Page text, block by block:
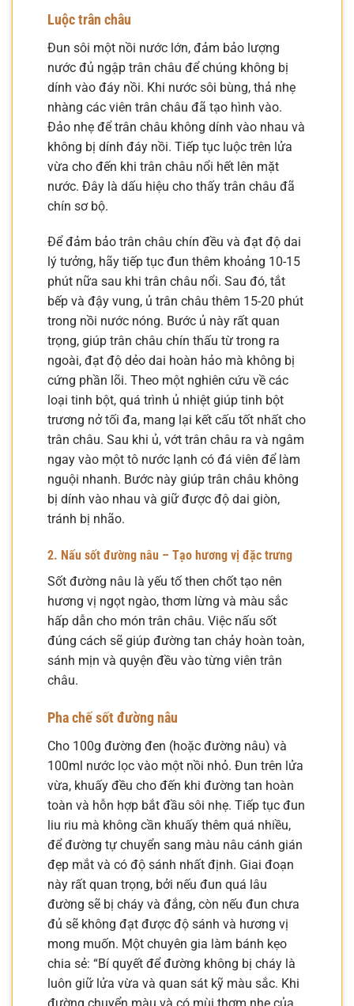
Luộc trân châu
Đun sôi một nồi nước lớn, đảm bảo lượng
nước đủ ngập trân châu để chúng không bị
dính vào đáy nồi. Khi nước sôi bùng, thả nhẹ
nhàng các viên trân châu đã tạo hình vào.
Đảo nhẹ để trân châu không dính vào nhau và
không bị dính đáy nồi. Tiếp tục luộc trên lửa
vừa cho đến khi trân châu nổi hết lên mặt
nước. Đây là dấu hiệu cho thấy trân châu đã
chín sơ bộ.
Để đảm bảo trân châu chín đều và đạt độ dai
lý tưởng, hãy tiếp tục đun thêm khoảng 10-15
phút nữa sau khi trân châu nổi. Sau đó, tắt
bếp và đậy vung, ủ trân châu thêm 15-20 phút
trong nồi nước nóng. Bước ủ này rất quan
trọng, giúp trân châu chín thấu từ trong ra
ngoài, đạt độ dẻo dai hoàn hảo mà không bị
cứng phần lõi. Theo một nghiên cứu về các
loại tinh bột, quá trình ủ nhiệt giúp tinh bột
trương nở tối đa, mang lại kết cấu tốt nhất cho
trân châu. Sau khi ủ, vớt trân châu ra và ngâm
ngay vào một tô nước lạnh có đá viên để làm
nguội nhanh. Bước này giúp trân châu không
bị dính vào nhau và giữ được độ dai giòn,
tránh bị nhão.
2. Nấu sốt đường nâu – Tạo hương vị đặc trưng
Sốt đường nâu là yếu tố then chốt tạo nên
hương vị ngọt ngào, thơm lừng và màu sắc
hấp dẫn cho món trân châu. Việc nấu sốt
đúng cách sẽ giúp đường tan chảy hoàn toàn,
sánh mịn và quyện đều vào từng viên trân
châu.
Pha chế sốt đường nâu
Cho 100g đường đen (hoặc đường nâu) và
100ml nước lọc vào một nồi nhỏ. Đun trên lửa
vừa, khuấy đều cho đến khi đường tan hoàn
toàn và hỗn hợp bắt đầu sôi nhẹ. Tiếp tục đun
liu riu mà không cần khuấy thêm quá nhiều,
để đường tự chuyển sang màu nâu cánh gián
đẹp mắt và có độ sánh nhất định. Giai đoạn
này rất quan trọng, bởi nếu đun quá lâu
đường sẽ bị cháy và đắng, còn nếu đun chưa
đủ sẽ không đạt được độ sánh và hương vị
mong muốn. Một chuyên gia làm bánh kẹo
chia sẻ: “Bí quyết để đường không bị cháy là
luôn giữ lửa vừa và quan sát kỹ màu sắc. Khi